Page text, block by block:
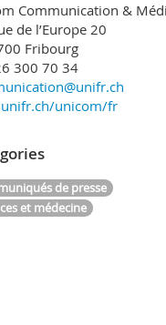
Communication &
de l’Europe 20
Fribourg
300 70 34
unicom/fr
de presse
et médecine